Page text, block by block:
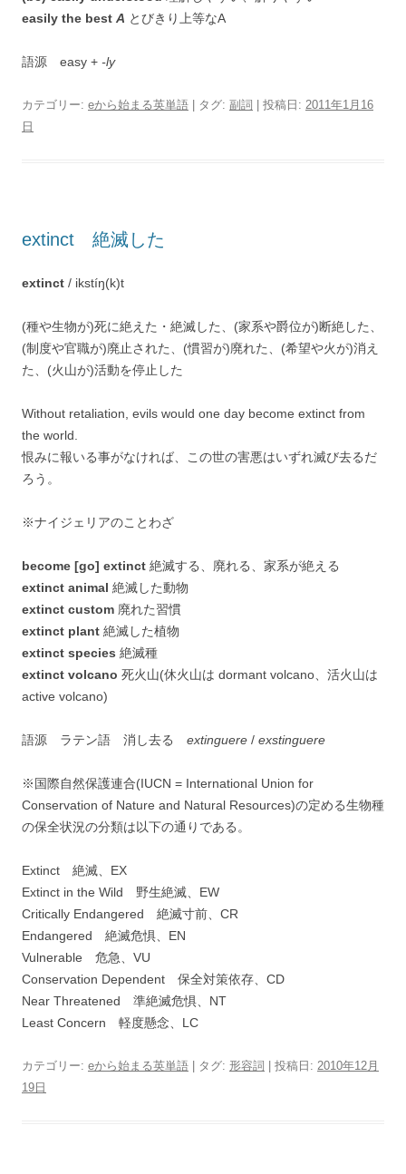
easily the best A とびきり上等なA
語源 easy + -ly
カテゴリー: eから始まる英単語 | タグ: 副詞 | 投稿日: 2011年1月16
日
extinct 絶滅した
extinct / ikstíŋ(k)t
(種や生物が)死に絶えた・絶滅した、(家系や爵位が)断絶した、
(制度や官職が)廃止された、(慣習が)廃れた、(希望や火が)消え
た、(火山が)活動を停止した
Without retaliation, evils would one day become extinct from
the world.
恨みに報いる事がなければ、この世の害悪はいずれ滅び去るだ
ろう。
※ナイジェリアのことわざ
become [go] extinct 絶滅する、廃れる、家系が絶える
extinct animal 絶滅した動物
extinct custom 廃れた習慣
extinct plant 絶滅した植物
extinct species 絶滅種
extinct volcano 死火山(休火山は dormant volcano、活火山は
active volcano)
語源 ラテン語 消し去る extinguere / exstinguere
※国際自然保護連合(IUCN = International Union for
Conservation of Nature and Natural Resources)の定める生物種
の保全状況の分類は以下の通りである。
Extinct 絶滅、EX
Extinct in the Wild 野生絶滅、EW
Critically Endangered 絶滅寸前、CR
Endangered 絶滅危惧、EN
Vulnerable 危急、VU
Conservation Dependent 保全対策依存、CD
Near Threatened 準絶滅危惧、NT
Least Concern 軽度懸念、LC
カテゴリー: eから始まる英単語 | タグ: 形容詞 | 投稿日: 2010年12月
19日